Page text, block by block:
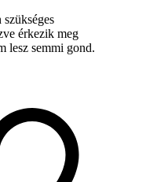
érkezik meg
lesz semmi gond.